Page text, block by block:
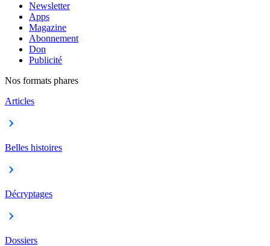
Newsletter
Apps
Magazine
Abonnement
Don
Publicité
Nos formats phares
Articles
Belles histoires
Décryptages
Dossiers